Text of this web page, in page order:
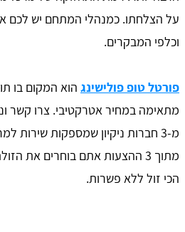
על הצלחתו. כמנהלי המתחם יש לכם
וכלפי המבקרים.
פורטל טופ פולישינג הוא המקום בו
מ-3 חברות ניקיון שמספקות שירות
מתוך 3 ההצעות אתם בוחרים את
הכי זול ללא פשרות.